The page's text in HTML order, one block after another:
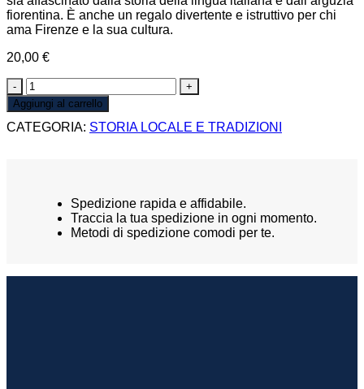
fiorentina. È anche un regalo divertente e istruttivo per chi
ama Firenze e la sua cultura.
20,00 €
IL
PARLAR
FIORENTINO
quantità
Aggiungi al carrello
CATEGORIA: STORIA LOCALE E TRADIZIONI
Spedizione rapida e affidabile.
Traccia la tua spedizione in ogni momento.
Metodi di spedizione comodi per te.